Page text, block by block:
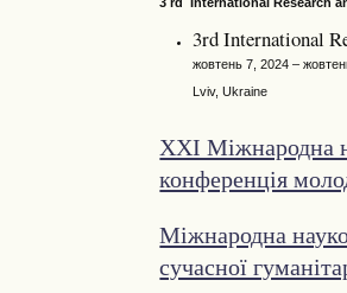
3rd International
жовтень 7, 2024 –
Lviv, Ukraine
ХХІ Міжнародна
конференція
Міжнародна
сучасної